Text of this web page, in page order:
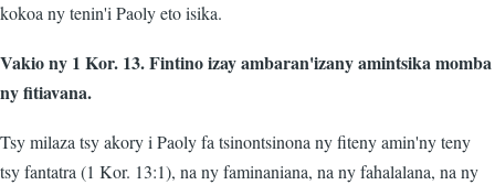
kokoa ny tenin'i Paoly eto isika.
Vakio ny 1 Kor. 13. Fintino izay ambaran'izany amintsika momba
ny fitiavana.
Tsy milaza tsy akory i Paoly fa tsinontsinona ny fiteny amin'ny teny
tsy fantatra (1 Kor. 13:1), na ny faminaniana, na ny fahalalana, na ny